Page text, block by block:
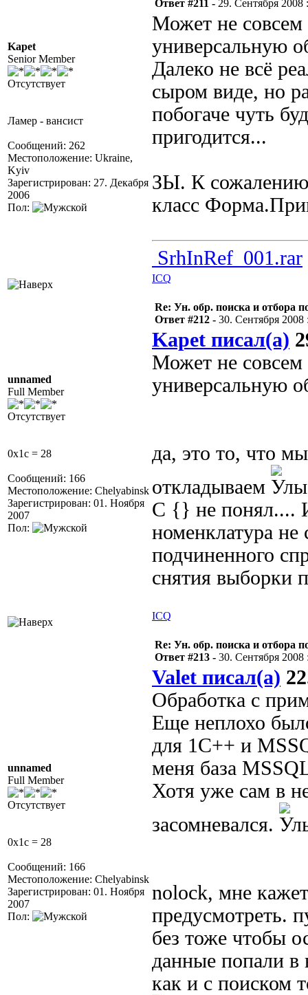
Kapet
Senior Member
Отсутствует
Ламер - вансист
Сообщений: 262
Местоположение: Ukraine,
Kyiv
Зарегистрирован: 27. Декабря
2006
Пол:
Ответ #211 - 29. Сентября 2008
Может не совсем
универсальную
Далеко не всё
сыром виде, но
побогаче чуть
пригодится...
ЗЫ. К сожалению
класс
SrhInRef_001.rar
ICQ
unnamed
Full Member
Отсутствует
0x1c = 28
Сообщений: 166
Местоположение: Chelyabinsk
Зарегистрирован: 01. Ноября
2007
Пол:
Re: Ун. обр. поиска и отбора
Ответ #212 - 30. Сентября 2008
Kapet писал(а)
Может не совсем
универсальную
да, это то, что
откладываем
С {} не понял....
номенклатура не
подчиненного
снятия выборки
ICQ
unnamed
Full Member
Отсутствует
0x1c = 28
Сообщений: 166
Местоположение: Chelyabinsk
Зарегистрирован: 01. Ноября
2007
Пол:
Re: Ун. обр. поиска и отбора
Ответ #213 - 30. Сентября 2008
Valet писал(а)
Обработка с
Еще неплохо
для 1С++ и
меня база
Хотя уже сам в
засомневался.
nolock, мне
предусмотреть.
без тоже чтобы
данные попали в
как и с поиском